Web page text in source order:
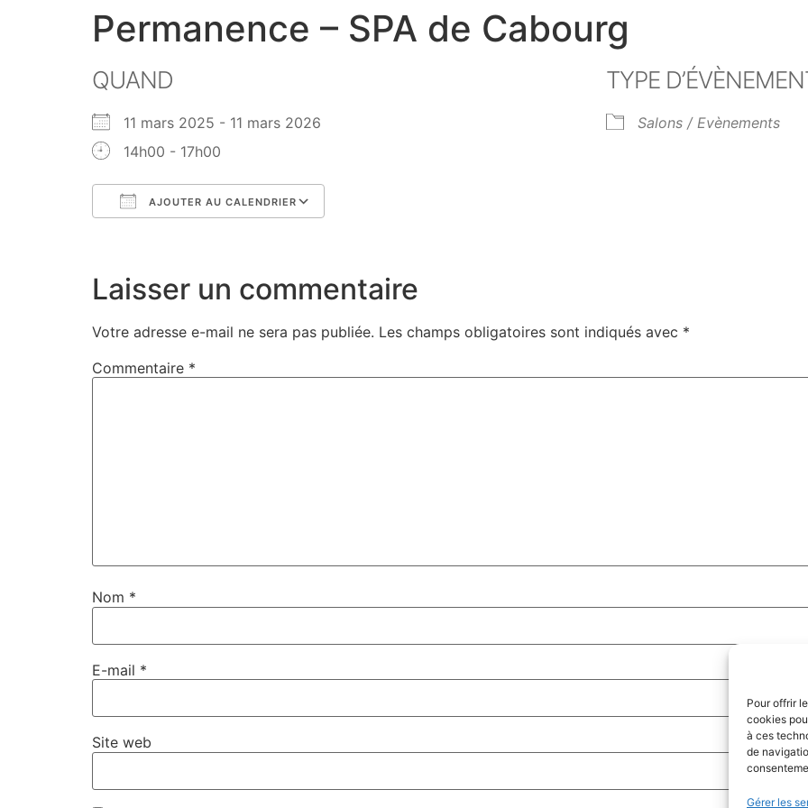
Pour offrir
cookies
à ces
de
Gérer les
Permanence – SPA de Cabourg
QUAND
11 mars 2025 - 11 mars 2026
14h00 - 17h00
AJOUTER AU CALENDRIER
TYPE
Salons / Evènements
Laisser un commentaire
Votre adresse e-mail ne sera pas publiée. Les champs obligatoires sont indiqués avec *
Commentaire *
Nom *
E-mail *
Site web